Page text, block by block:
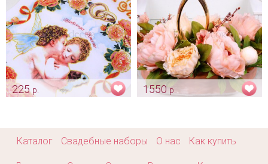
225р.
1550р.
Каталог Свадебные наборы О нас Как купить